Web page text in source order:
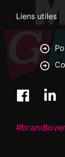
Liens utiles